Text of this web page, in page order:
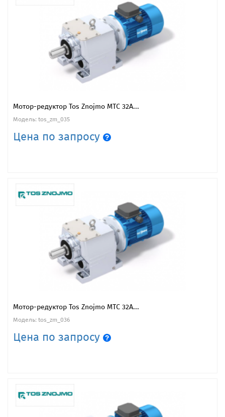
Мотор-редуктор Tos Znojmo MTC 32A...
Модель: tos_zm_035
Цена по запросу
Мотор-редуктор Tos Znojmo MTC 32A...
Модель: tos_zm_036
Цена по запросу